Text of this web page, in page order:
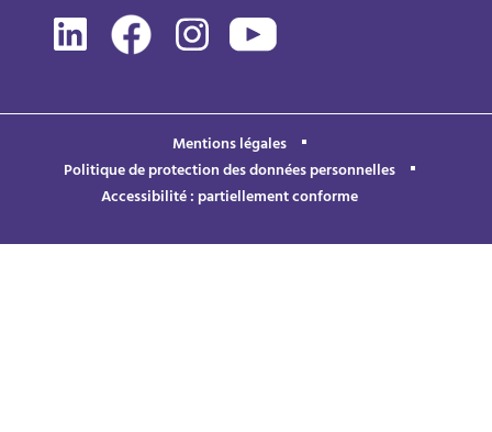
Mentions légales
Politique de protection des données personnelles
Accessibilité : partiellement conforme